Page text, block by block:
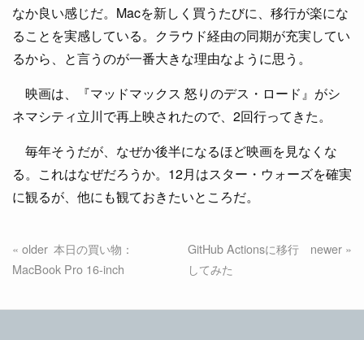
なか良い感じだ。Macを新しく買うたびに、移行が楽にな
ることを実感している。クラウド経由の同期が充実してい
るから、と言うのが一番大きな理由なように思う。
映画は、『マッドマックス 怒りのデス・ロード』がシ
ネマシティ立川で再上映されたので、2回行ってきた。
毎年そうだが、なぜか後半になるほど映画を見なくな
る。これはなぜだろうか。12月はスター・ウォーズを確実
に観るが、他にも観ておきたいところだ。
本日の買い物：
MacBook Pro 16-inch
GitHub Actionsに移行
してみた